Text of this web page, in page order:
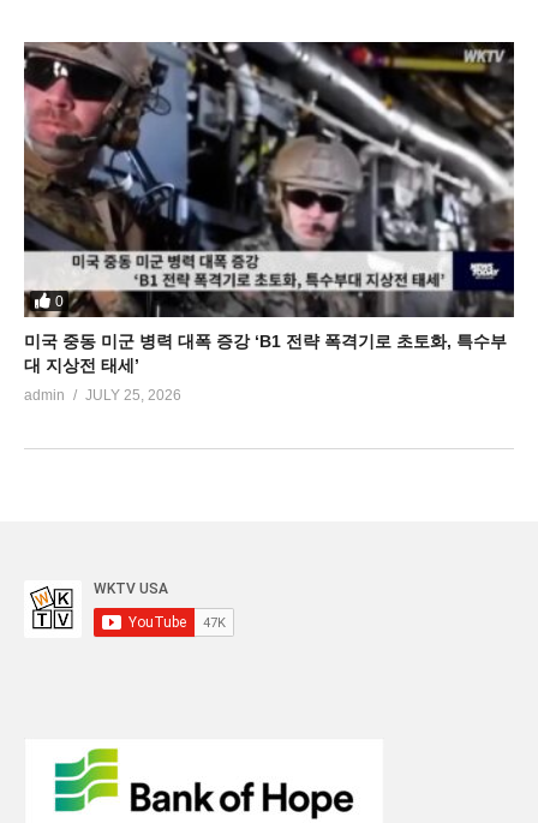
0
미국 중동 미군 병력 대폭 증강 ‘B1 전략 폭격기로 초토화, 특수부
대 지상전 태세’
admin JULY 25, 2026